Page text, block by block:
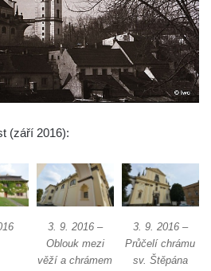
XIX. kaple – Kristus
Marii
XVIII. kaple – Na
XVII. kaple – Velký
XVI. kaple – U
XV. kaple – Malý
XIV. kaple – U
(září 2016):
3. 9. 2016 –
Oblouk mezi
věží a chrámem
3. 9. 2016 –
Průčelí chrámu
sv. Štěpána